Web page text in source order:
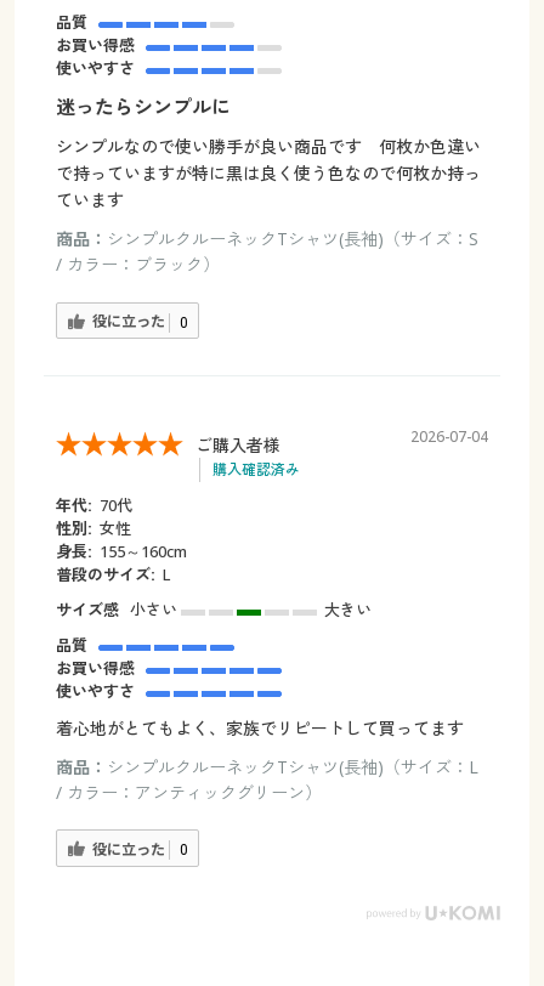
品質
お買い得感
使いやすさ
迷ったらシンプルに
シンプルなので使い勝手が良い商品です 何枚か色違い
で持っていますが特に黒は良く使う色なので何枚か持っ
ています
商品： シンプルクルーネックTシャツ(長袖)（サイズ：S
/ カラー：ブラック）
役に立った 0
ご購入者様
購入確認済み
2026-07-04
年代: 70代
性別: 女性
身長: 155～160cm
普段のサイズ: L
サイズ感 小さい
大きい
品質
お買い得感
使いやすさ
着心地がとてもよく、家族でリピートして買ってます
商品： シンプルクルーネックTシャツ(長袖)（サイズ：L
/ カラー：アンティックグリーン）
役に立った 0